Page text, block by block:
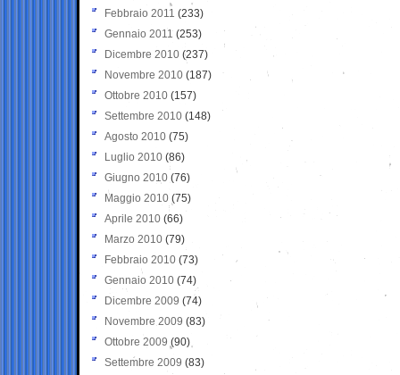
Febbraio 2011 (233)
Gennaio 2011 (253)
Dicembre 2010 (237)
Novembre 2010 (187)
Ottobre 2010 (157)
Settembre 2010 (148)
Agosto 2010 (75)
Luglio 2010 (86)
Giugno 2010 (76)
Maggio 2010 (75)
Aprile 2010 (66)
Marzo 2010 (79)
Febbraio 2010 (73)
Gennaio 2010 (74)
Dicembre 2009 (74)
Novembre 2009 (83)
Ottobre 2009 (90)
Settembre 2009 (83)